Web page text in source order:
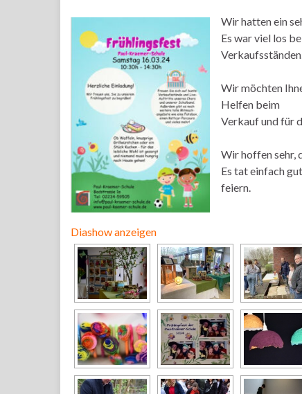
Wir hatten ein
Es war viel los
Wir möchten
Helfen beim
Verkauf und für
Wir hoffen sehr,
Es tat einfach
feiern.
Diashow anzeigen